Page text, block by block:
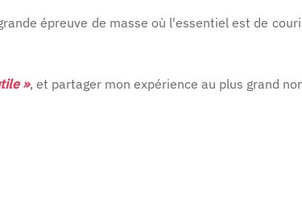
épreuve de masse où l'essentiel est de
», et partager mon expérience au plus grand